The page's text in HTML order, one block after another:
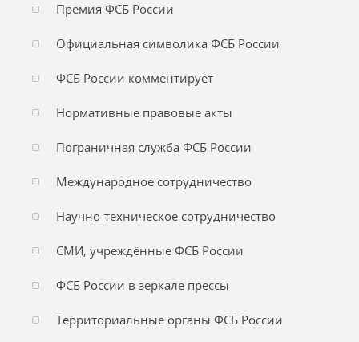
Премия ФСБ России
Официальная символика ФСБ России
ФСБ России комментирует
Нормативные правовые акты
Пограничная служба ФСБ России
Международное сотрудничество
Научно-техническое сотрудничество
СМИ, учреждённые ФСБ России
ФСБ России в зеркале прессы
Территориальные органы ФСБ России